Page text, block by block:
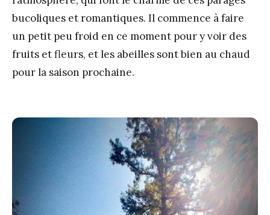
bucoliques et romantiques. Il commence à faire
un petit peu froid en ce moment pour y voir des
fruits et fleurs, et les abeilles sont bien au chaud
pour la saison prochaine.